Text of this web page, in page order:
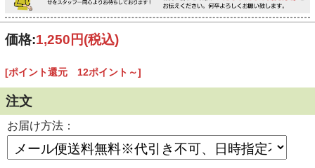
価格:1,250円(税込)
[ポイント還元 12ポイント～]
注文
お届け方法：